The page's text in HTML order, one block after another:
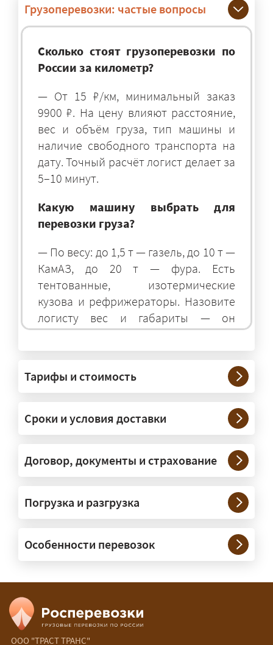
Грузоперевозки: частые вопросы
Сколько стоят грузоперевозки по
России за километр?
— От 15 ₽/км, минимальный заказ
9900 ₽. На цену влияют расстояние,
вес и объём груза, тип машины и
наличие свободного транспорта на
дату. Точный расчёт логист делает за
5–10 минут.
Какую машину выбрать для
перевозки груза?
— По весу: до 1,5 т — газель, до 10 т —
КамАЗ, до 20 т — фура. Есть
тентованные, изотермические
кузова и рефрижераторы. Назовите
логисту вес и габариты — он
подберёт оптимальный транспорт.
— Штатно — от 100 кг до 20 тонн.
Мелкие партии едут догрузом,
крупные — отдельной машиной.
Тяжеловесы 30–90 т организуем
через проверенных партнёров.
России?
межгородних перевозках по всей
России (от 100 км). Груз едет от
адреса до адреса на одной машине,
Калининград и Крым берём грузы от
500 кг.
Тарифы и стоимость
Сроки и условия доставки
Договор, документы и страхование
Погрузка и разгрузка
Особенности перевозок
ООО "ТРАСТ ТРАНС"